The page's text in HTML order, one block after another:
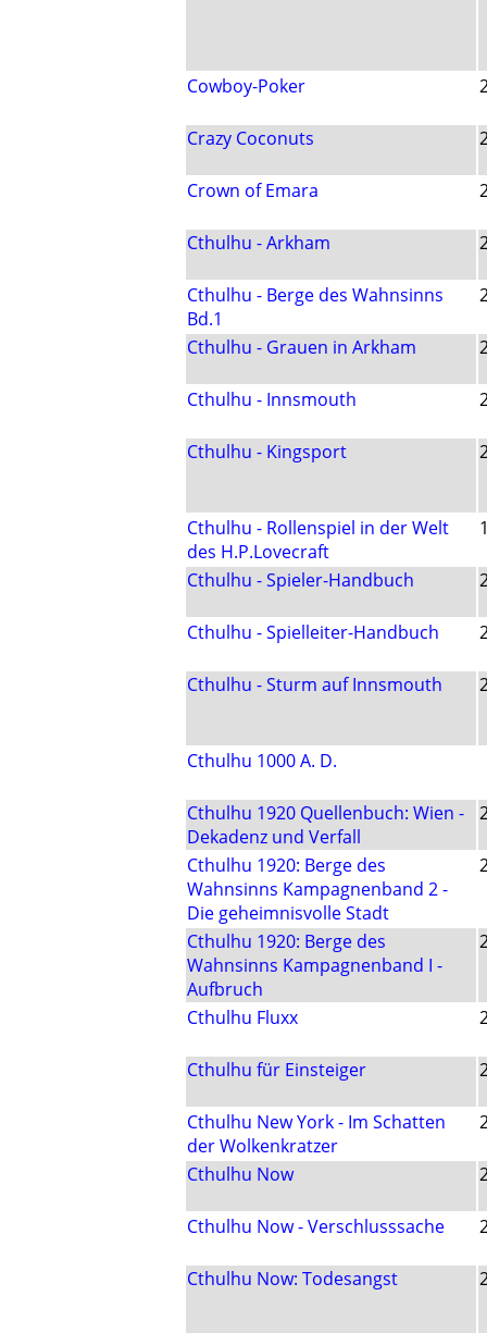
Cowboy-Poker
Crazy Coconuts
Crown of Emara
Cthulhu - Arkham
Cthulhu - Berge des Wahnsinns
Bd.1
Cthulhu - Grauen in Arkham
Cthulhu - Innsmouth
Cthulhu - Kingsport
Cthulhu - Rollenspiel in der Welt
des H.P.Lovecraft
Cthulhu - Spieler-Handbuch
Cthulhu - Spielleiter-Handbuch
Cthulhu - Sturm auf Innsmouth
Cthulhu 1000 A. D.
Cthulhu 1920 Quellenbuch: Wien -
Dekadenz und Verfall
Cthulhu 1920: Berge des
Wahnsinns Kampagnenband 2 -
Die geheimnisvolle Stadt
Cthulhu 1920: Berge des
Wahnsinns Kampagnenband I -
Aufbruch
Cthulhu Fluxx
Cthulhu für Einsteiger
Cthulhu New York - Im Schatten
der Wolkenkratzer
Cthulhu Now
Cthulhu Now - Verschlusssache
Cthulhu Now: Todesangst